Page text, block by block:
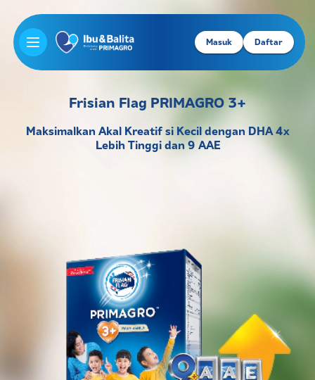
Open main menu
Masuk Daftar
Frisian Flag PRIMAGRO 3+
Maksimalkan Akal Kreatif si Kecil dengan DHA 4x
Lebih Tinggi dan 9 AAE